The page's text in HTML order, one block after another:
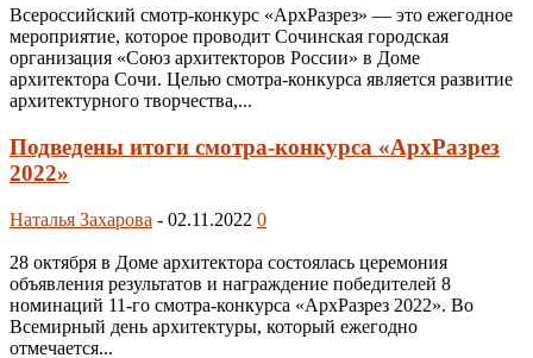
Всероссийский смотр-конкурс «АрхРазрез» — это ежегодное
мероприятие, которое проводит Сочинская городская
организация «Союз архитекторов России» в Доме
архитектора Сочи. Целью смотра-конкурса является развитие
архитектурного творчества,...
Подведены итоги смотра-конкурса «АрхРазрез
2022»
Наталья Захарова - 02.11.2022 0
28 октября в Доме архитектора состоялась церемония
объявления результатов и награждение победителей 8
номинаций 11-го смотра-конкурса «АрхРазрез 2022». Во
Всемирный день архитектуры, который ежегодно
отмечается...